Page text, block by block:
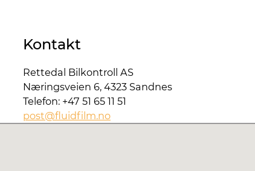
Kontakt
Rettedal Bilkontroll AS
Næringsveien 6, 4323 Sandnes
Telefon: +47 51 65 11 51
post@fluidfilm.no